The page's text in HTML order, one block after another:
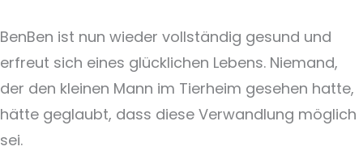
BenBen ist nun wieder vollständig gesund und
erfreut sich eines glücklichen Lebens. Niemand,
der den kleinen Mann im Tierheim gesehen hatte,
hätte geglaubt, dass diese Verwandlung möglich
sei.